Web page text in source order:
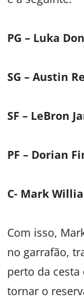
PG – Luka
SG – Austin
SF – LeBron
PF – Dorian
C- Mark
Com isso,
no garrafão,
perto da cesta
tornar o